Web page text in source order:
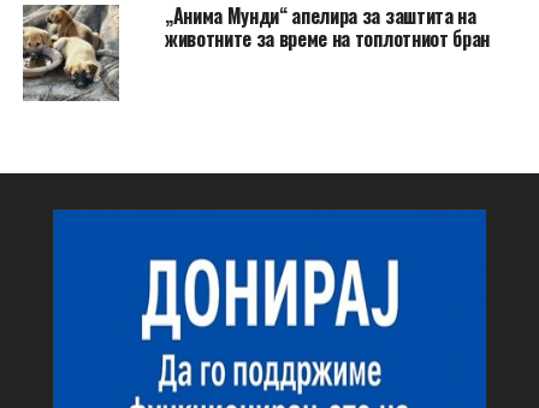
„Анима Мунди“ апелира за заштита на
животните за време на топлотниот бран